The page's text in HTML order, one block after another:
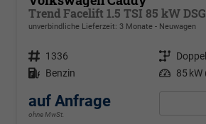
unverbindliche Lieferzeit: 3 Monate Neuwagen
Fahrzeugnr. 1336 Getriebe
Kraftstoff Benzin Leistung 85 kW
auf Anfrage
ohne MwSt.